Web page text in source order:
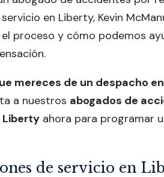
en Liberty, Kevin
proceso y cómo podemos
mereces de un despacho
a nuestros abogados de
Liberty ahora para programar
de servicio en